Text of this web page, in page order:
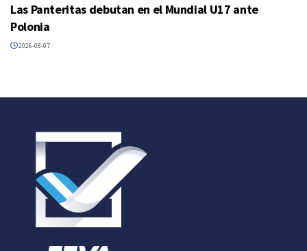
Las Panteritas debutan en el Mundial U17 ante
Polonia
2026-08-07